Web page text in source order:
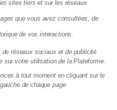
sites tiers et sur les réseaux
que vous avez consultées, de
de vos interactions.
réseaux sociaux et de publicité
sur votre utilisation de la Plateforme.
à tout moment en cliquant sur le
de chaque page